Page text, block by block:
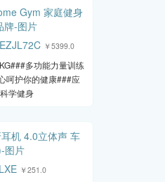
￥5399.0
多功能力量训练
呵护你的健康###应
学健身
￥251.0